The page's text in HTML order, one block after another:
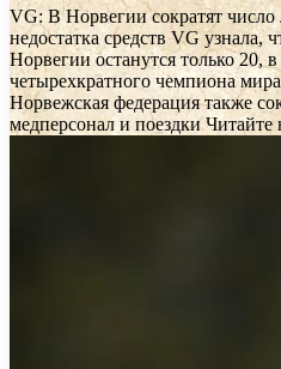
VG: В Норвегии сократят
недостатка средствVG узнала,
Норвегии останутся только 20,
четырехкратного чемпиона
Норвежская федерация также
медперсонал и поездкиЧитайте